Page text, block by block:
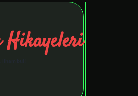
Hikayeleri